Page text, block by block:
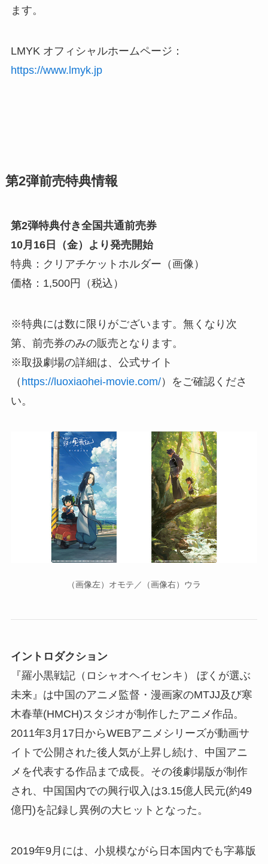
ます。
LMYK オフィシャルホームページ：
https://www.lmyk.jp
第2弾前売特典情報
第2弾特典付き全国共通前売券
10月16日（金）より発売開始
特典：クリアチケットホルダー（画像）
価格：1,500円（税込）
※特典には数に限りがございます。無くなり次
第、前売券のみの販売となります。
※取扱劇場の詳細は、公式サイト
（ https://luoxiaohei-movie.com/）をご確認くださ
い。
（画像左）オモテ／（画像右）ウラ
イントロダクション
『羅小黒戦記（ロシャオヘイセンキ） ぼくが選ぶ
未来』は中国のアニメ監督・漫画家のMTJJ及び寒
木春華(HMCH)スタジオが制作したアニメ作品。
2011年3月17日からWEBアニメシリーズが動画サ
イトで公開された後人気が上昇し続け、中国アニ
メを代表する作品まで成長。その後劇場版が制作
され、中国国内での興行収入は3.15億人民元(約49
億円)を記録し異例の大ヒットとなった。
2019年9月には、小規模ながら日本国内でも字幕版